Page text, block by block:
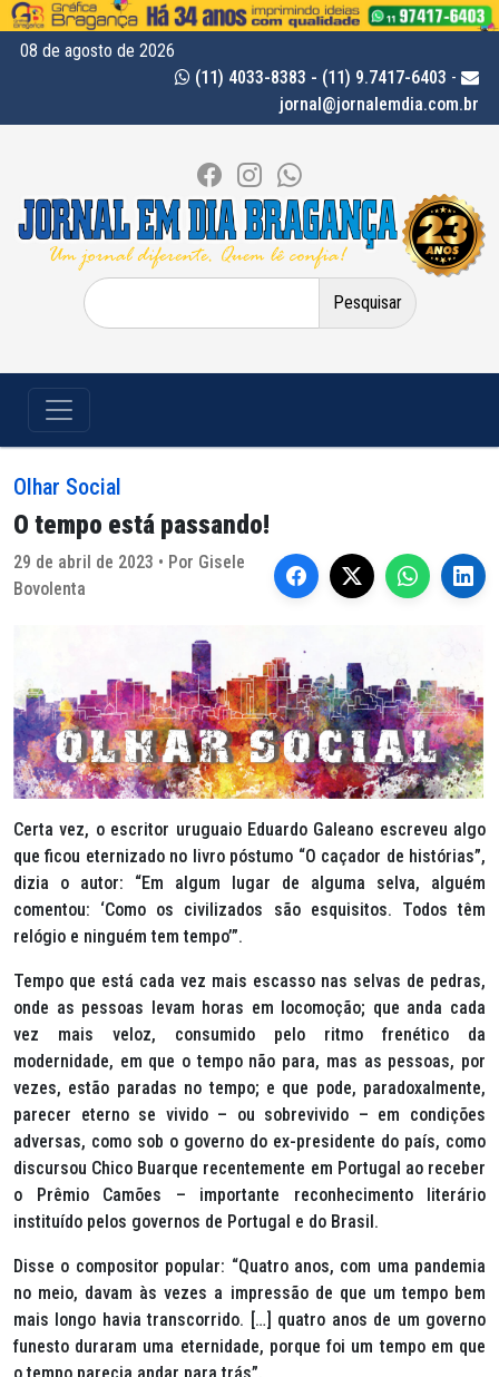
08 de agosto de 2026
(11) 4033-8383 - (11) 9.7417-6403 -
jornal@jornalemdia.com.br
Pesquisar
por:
Olhar Social
O tempo está passando!
29 de abril de 2023 • Por Gisele
Bovolenta
Certa vez, o escritor uruguaio Eduardo Galeano escreveu algo
que ficou eternizado no livro póstumo “O caçador de histórias”,
dizia o autor: “Em algum lugar de alguma selva, alguém
comentou: ‘Como os civilizados são esquisitos. Todos têm
relógio e ninguém tem tempo’”.
Tempo que está cada vez mais escasso nas selvas de pedras,
onde as pessoas levam horas em locomoção; que anda cada
vez mais veloz, consumido pelo ritmo frenético da
modernidade, em que o tempo não para, mas as pessoas, por
vezes, estão paradas no tempo; e que pode, paradoxalmente,
parecer eterno se vivido – ou sobrevivido – em condições
adversas, como sob o governo do ex-presidente do país, como
discursou Chico Buarque recentemente em Portugal ao receber
o Prêmio Camões – importante reconhecimento literário
instituído pelos governos de Portugal e do Brasil.
Disse o compositor popular: “Quatro anos, com uma pandemia
no meio, davam às vezes a impressão de que um tempo bem
mais longo havia transcorrido. […] quatro anos de um governo
funesto duraram uma eternidade, porque foi um tempo em que